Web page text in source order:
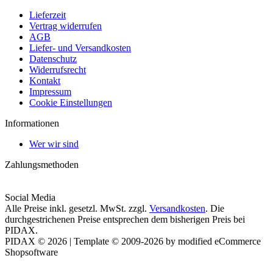
Lieferzeit
Vertrag widerrufen
AGB
Liefer- und Versandkosten
Datenschutz
Widerrufsrecht
Kontakt
Impressum
Cookie Einstellungen
Informationen
Wer wir sind
Zahlungsmethoden
Social Media
Alle Preise inkl. gesetzl. MwSt. zzgl. Versandkosten. Die
durchgestrichenen Preise entsprechen dem bisherigen Preis bei
PIDAX.
PIDAX © 2026 | Template © 2009-2026 by modified eCommerce
Shopsoftware